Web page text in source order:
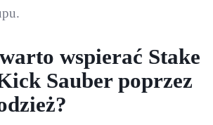
wspierać Stake
Sauber poprzez